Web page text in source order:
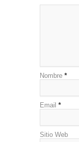
Nombre *
Email *
Sitio Web